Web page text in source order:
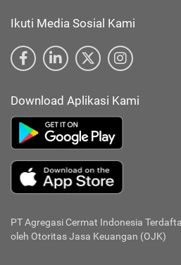
Ikuti Media Sosial Kami
Download Aplikasi Kami
PT Agregasi Cermat Indonesia
oleh Otoritas Jasa Keuangan (OJK)